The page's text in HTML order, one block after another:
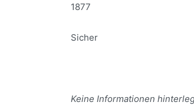
1877
Sicher
Keine Informationen